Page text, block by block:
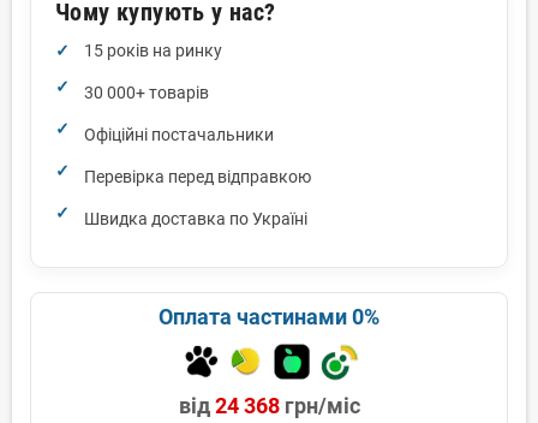
Чому купують у нас?
15 років на ринку
30 000+ товарів
Офіційні постачальники
Перевірка перед відправкою
Швидка доставка по Україні
Оплата частинами 0%
від24 368грн/міс